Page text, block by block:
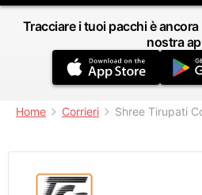
Tracciare i tuoi pacchi è
nostra
Home Corrieri Shree Tirupati